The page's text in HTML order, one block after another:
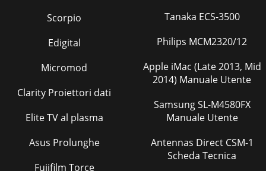
Scorpio
Edigital
Micromod
Clarity Proiettori dati
Elite TV al plasma
Asus Prolunghe
Fujifilm Torce
Tanaka ECS-3500
Philips MCM2320/12
Apple iMac (Late 2013, Mid
2014) Manuale Utente
Samsung SL-M4580FX
Manuale Utente
Antennas Direct CSM-1
Scheda Tecnica